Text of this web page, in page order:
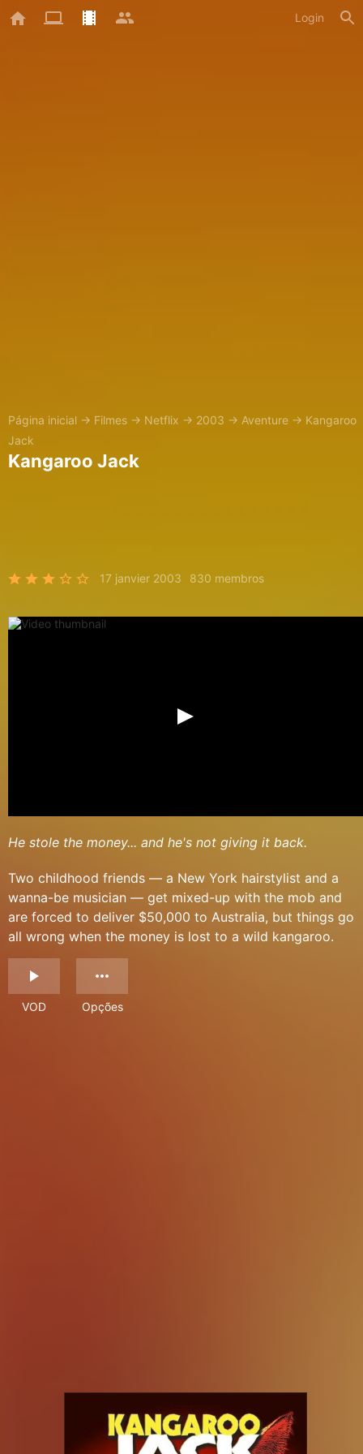
Login
Página inicial → Filmes → Netflix → 2003 → Aventure → Kangaroo
Jack
Kangaroo Jack
17 janvier 2003 830 membros
He stole the money... and he's not giving it back.
Two childhood friends — a New York hairstylist and a
wanna-be musician — get mixed-up with the mob and
are forced to deliver $50,000 to Australia, but things go
all wrong when the money is lost to a wild kangaroo.
VOD Opções